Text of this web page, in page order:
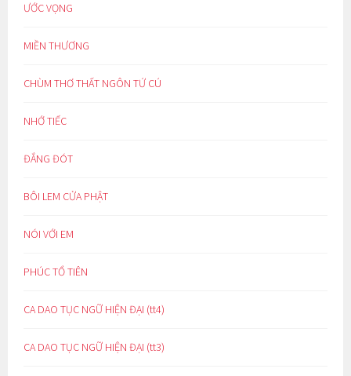
ƯỚC VỌNG
MIỀN THƯƠNG
CHÙM THƠ THẤT NGÔN TỨ CÚ
NHỚ TIẾC
ĐẮNG ĐÓT
BÔI LEM CỬA PHẬT
NÓI VỚI EM
PHÚC TỔ TIÊN
CA DAO TỤC NGỮ HIỆN ĐẠI (tt4)
CA DAO TỤC NGỮ HIỆN ĐẠI (tt3)